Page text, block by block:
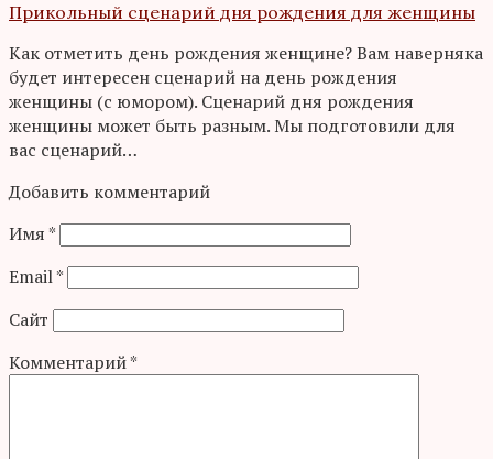
Прикольный сценарий дня рождения для женщины
Как отметить день рождения женщине? Вам наверняка
будет интересен сценарий на день рождения
женщины (с юмором). Сценарий дня рождения
женщины может быть разным. Мы подготовили для
вас сценарий…
Добавить комментарий
Имя *
Email*
Сайт
Комментарий*